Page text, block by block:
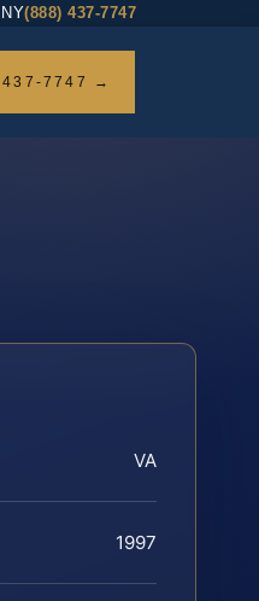
(888) 437-7747
7747 →
VA
1997